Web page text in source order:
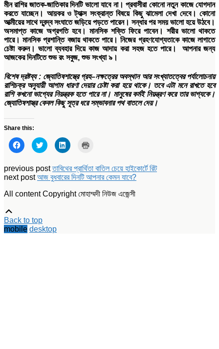
মীন রাশির জাতক-জাতিকার দিনটি ভালো যাবে না। প্রবাসীরা কোনো নতুন কাজে যোগদান
করতে যাচ্ছেন। আয়কর ও ট্যাক্স সংক্রান্ত বিষয়ে কিছু ঝামেলা দেখা দেবে। কোনো
আত্মীয়ের সাথে দ্বন্দ্ব সংঘাতে জড়িয়ে পড়তে পারেন। সন্ধার পর সময় ভালো হয়ে উঠবে।
অসমাপ্ত কাজে অগ্রগতি হবে। মানসিক শক্তি ফিরে পাবেন। শরীর ভালো থাকতে
পারে। মানসিক প্রশান্তি বজায় থাকতে পারে। নিজের গ্রহণযোগ্যতাকে কাজে লাগাতে
চেষ্টা করুন। ভালো ব্যবহার দিয়ে কাজ আদায় করা সহজ হতে পারে। আপনার জন্য
আজকের দিনটিতে শুভ রং সবুজ, শুভ সংখ্যা ৯।
বিশেষ দ্রষ্টব্য: জ্যোতিষশাস্ত্রে গ্রহ–নক্ষত্রের অবস্থান আর সংখ্যাতত্বের পর্যালোচনায়
রাশিচক্র অনুযায়ী আগাম ধারণা দেয়ার চেষ্টা করা হয়ে থাকে। তবে এটা মনে রাখতে হবে
রাশি কখনো ভাগ্যের নিয়ন্ত্রক হতে পারে না। মানুষের কর্মই নিয়ন্ত্রণ করে তার ভাগ্যকে।
জ্যোতিষশাস্ত্র কেবল কিছু সূত্র ধরে সম্ভাবনার পথ বাতলে দেয়।
Share this:
Click
to
share
Facebook
(Opens
in
window)
Click
to
share
Twitter
(Opens
in
new
window)
Click
to
LinkedIn
(Opens
in
window)
in
new
window)
previous postতাবিথের প্রার্থিতা বাতিল চেয়ে হাইকোর্টে রিট
next postআজ বুধবারের দিনটি আপনার কেমন যাবে?
All content Copyright মোহাম্মদী নিউজ এজেন্সী
Up
Back to top
mobile desktop